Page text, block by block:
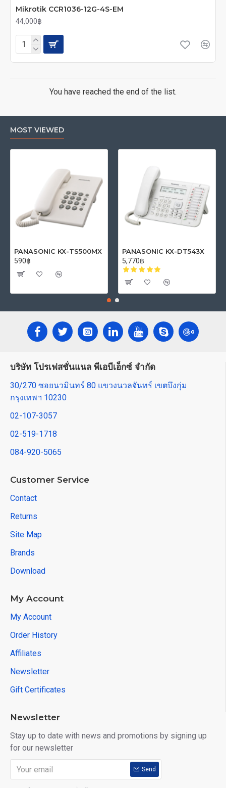
Mikrotik CCR1036-12G-4S-EM
44,000฿
You have reached the end of the list.
MOST VIEWED
PANASONIC KX-TS500MX
590฿
PANASONIC KX-DT543X
5,770฿
บริษัท โปรเฟสชั่นแนล พีเอบีเอ็กซ์ จำกัด
30/270 ซอยนวมินทร์ 80 แขวงนวลจันทร์ เขตบึงกุ่ม
กรุงเทพฯ 10230
02-107-3057
02-519-1718
084-920-5065
Customer Service
Contact
Returns
Site Map
Brands
Download
My Account
My Account
Order History
Affiliates
Newsletter
Gift Certificates
Newsletter
Stay up to date with news and promotions by signing up
for our newsletter
Send